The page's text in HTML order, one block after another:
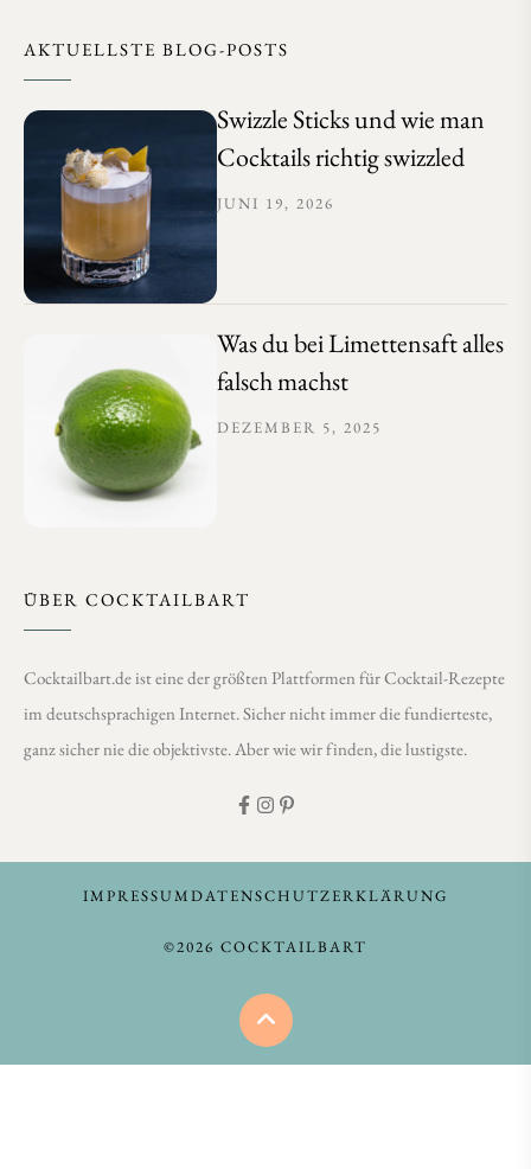
AKTUELLSTE BLOG-POSTS
Swizzle Sticks und wie man
Cocktails richtig swizzled
JUNI 19, 2026
Was du bei Limettensaft alles
falsch machst
DEZEMBER 5, 2025
ÜBER COCKTAILBART
Cocktailbart.de ist eine der größten Plattformen für Cocktail-Rezepte
im deutschsprachigen Internet. Sicher nicht immer die fundierteste,
ganz sicher nie die objektivste. Aber wie wir finden, die lustigste.
IMPRESSUMDATENSCHUTZERKLÄRUNG
©2026 COCKTAILBART